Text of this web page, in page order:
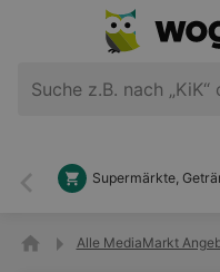
Zurück
Supermärkte,
Alle MediaMarkt